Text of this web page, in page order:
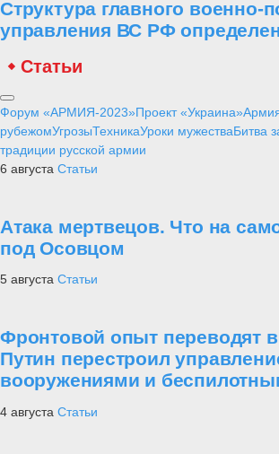
Структура главного военно-
управления ВС РФ
Статьи
Форум «АРМИЯ-2023»Проект «Украина»
рубежомУгрозыТехникаУроки мужестваБитва
традиции русской армии
6 августа Статьи
Атака мертвецов. Что на
под Осовцом
5 августа Статьи
Фронтовой опыт переводят
Путин перестроил
вооружениями и
4 августа Статьи